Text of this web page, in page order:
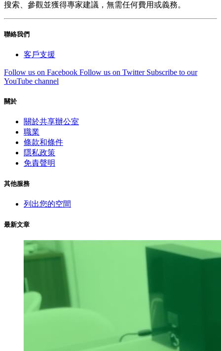
搜索、參觀並獲得專家建議，無需任何費用或義務。
聯絡我們
客戶支援
Follow us on Facebook Follow us on Twitter Subscribe to our
YouTube channel
關於
關於共享辦公室
職業
條款和條件
隱私政策
免責聲明
其他服務
列出您的空間
最新文章